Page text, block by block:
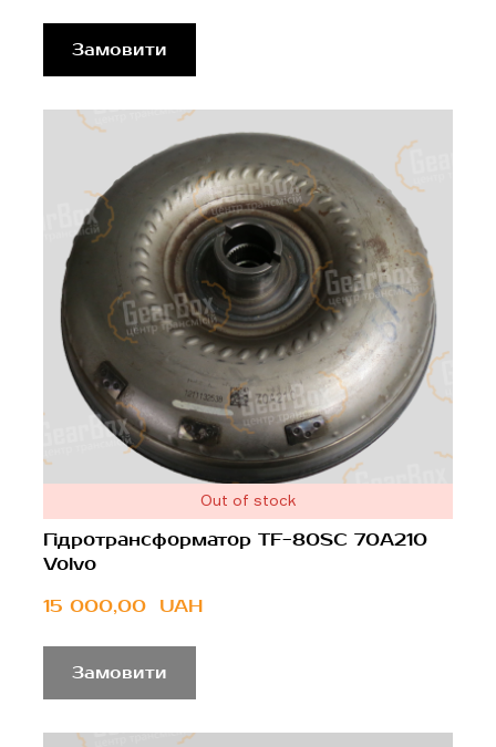
Замовити
Out of stock
Гідротрансформатор TF-80SC 70A210
Volvo
15 000,00  UAH
Замовити